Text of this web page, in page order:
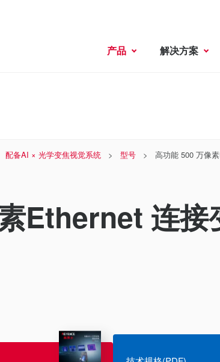
产品 解决方案
配备AI × 光学变焦视觉系统 型号 高功能 500 万像
Ethernet 连接